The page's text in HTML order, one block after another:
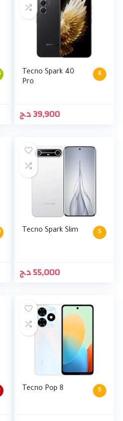
6
Tecno Spark 40
Pro
39,900د.ج
5
Tecno Spark Slim
55,000د.ج
5
Tecno Pop 8